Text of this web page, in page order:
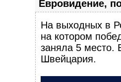
Евровидение,
На выходных в
на котором
заняла 5 место.
Швейцария.